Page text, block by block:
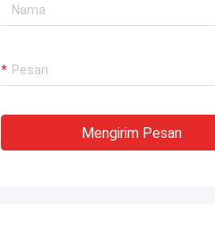
Mengirim Pesan